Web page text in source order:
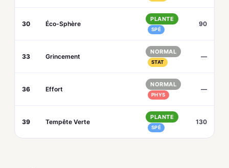
30 Éco-Sphère
PLANTE
SPÉ
90
33 Grincement
NORMAL
STAT
—
36 Effort
NORMAL
PHYS
—
39 Tempête Verte
PLANTE
SPÉ
130